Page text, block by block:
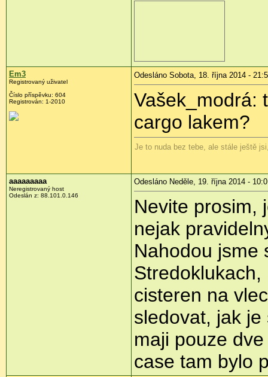
Em3
Registrovaný uživatel
Číslo příspěvku: 604
Registrován: 1-2010
Odesláno Sobota, 18. října 2014 -
Vašek_modrá:
cargo lakem?
Je to nuda bez tebe, ale stále ještě
aaaaaaaaa
Neregistrovaný host
Odeslán z: 88.101.0.146
Odesláno Neděle, 19. října 2014 -
Nevite prosim,
nejak
Nahodou jsme
cisteren na
sledovat, jak
maji pouze
case tam bylo